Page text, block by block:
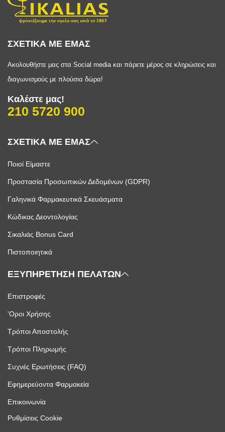
ΣΧΕΤΙΚΑ ΜΕ ΕΜΑΣ
Ακολουθήστε μας στα Social media και πάρετε μέρος σε κληρώσεις και
διαγωνισμούς με πλούσια δώρα!
Καλέστε μας!
210 5720 900
ΣΧΕΤΙΚΑ ΜΕ ΕΜΑΣ
Ποιοί Είμαστε
Προστασία Προσωπικών Δεδομένων (GDPR)
Γαληνικά Φαρμακευτικά Σκευάσματα
Κώδικας Δεοντολογίας
Σικαλιάς Bonus Card
Πιστοποιητικά
ΕΞΥΠΗΡΕΤΗΣΗ ΠΕΛΑΤΩΝ
Επιστροφές
'Οροι Χρήσης
Τρόποι Αποστολής
Τρόποι Πληρωμής
Συχνές Ερωτήσεις (FAQ)
Εφημερεύοντα Φαρμακεία
Επικοινωνία
Ρυθμίσεις Cookie